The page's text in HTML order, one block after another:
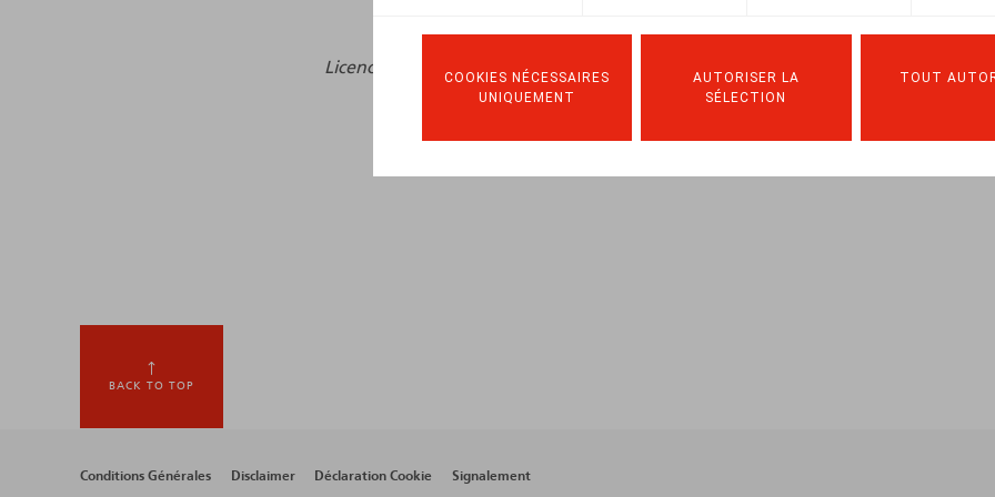
COOKIES NÉCESSAIRES
UNIQUEMENT
AUTORISER LA
SÉLECTION
TOUT
Licenciement & Démission
BACK TO TOP
Conditions Générales Disclaimer Déclaration Cookie Signalement